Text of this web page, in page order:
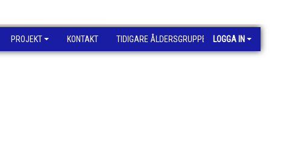
PROJEKT KONTAKT TIDIGARE ÅLDERSGRUPPER LOGGA IN